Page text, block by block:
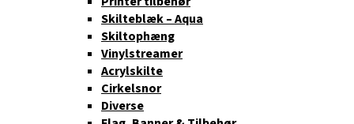
Skilteblæk – Aqua
Skiltophæng
Vinylstreamer
Acrylskilte
Cirkelsnor
Diverse